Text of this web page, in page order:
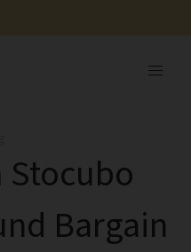
Stocubo
Bargain